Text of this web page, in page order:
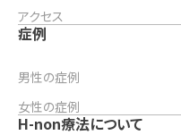
アクセス
症例
男性の症例
女性の症例
H-non療法について